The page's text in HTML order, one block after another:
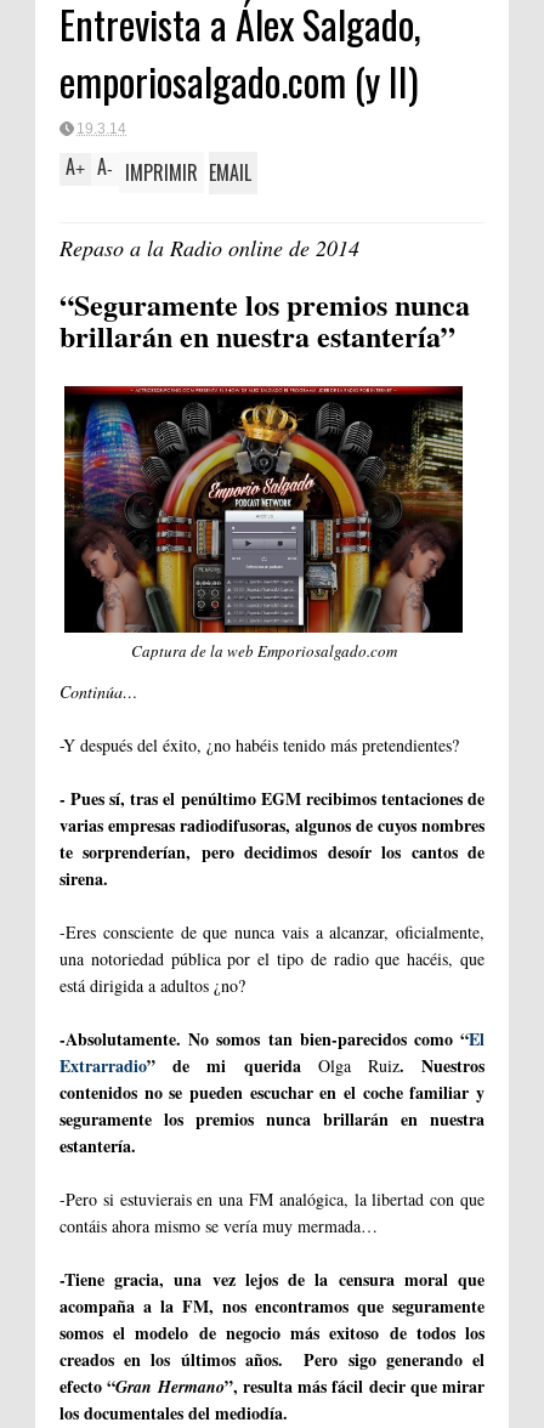
Entrevista a Álex Salgado,
emporiosalgado.com (y II)
19.3.14
A+ A- IMPRIMIR EMAIL
Repaso a la Radio online de 2014
“Seguramente los premios nunca
brillarán en nuestra estantería”
Captura de la web Emporiosalgado.com
Continúa…
-Y después del éxito, ¿no habéis tenido más pretendientes?
- Pues sí, tras el penúltimo EGM recibimos tentaciones de
varias empresas radiodifusoras, algunos de cuyos nombres
te sorprenderían, pero decidimos desoír los cantos de
sirena.
-Eres consciente de que nunca vais a alcanzar, oficialmente,
una notoriedad pública por el tipo de radio que hacéis, que
está dirigida a adultos ¿no?
-Absolutamente. No somos tan bien-parecidos como “El
Extrarradio” de mi querida Olga Ruiz. Nuestros
contenidos no se pueden escuchar en el coche familiar y
seguramente los premios nunca brillarán en nuestra
estantería.
-Pero si estuvierais en una FM analógica, la libertad con que
contáis ahora mismo se vería muy mermada…
-Tiene gracia, una vez lejos de la censura moral que
acompaña a la FM, nos encontramos que seguramente
somos el modelo de negocio más exitoso de todos los
creados en los últimos años. Pero sigo generando el
efecto “Gran Hermano”, resulta más fácil decir que mirar
los documentales del mediodía.